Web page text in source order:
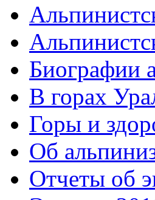
Биографии
В горах
Горы и
Об
Отчеты об